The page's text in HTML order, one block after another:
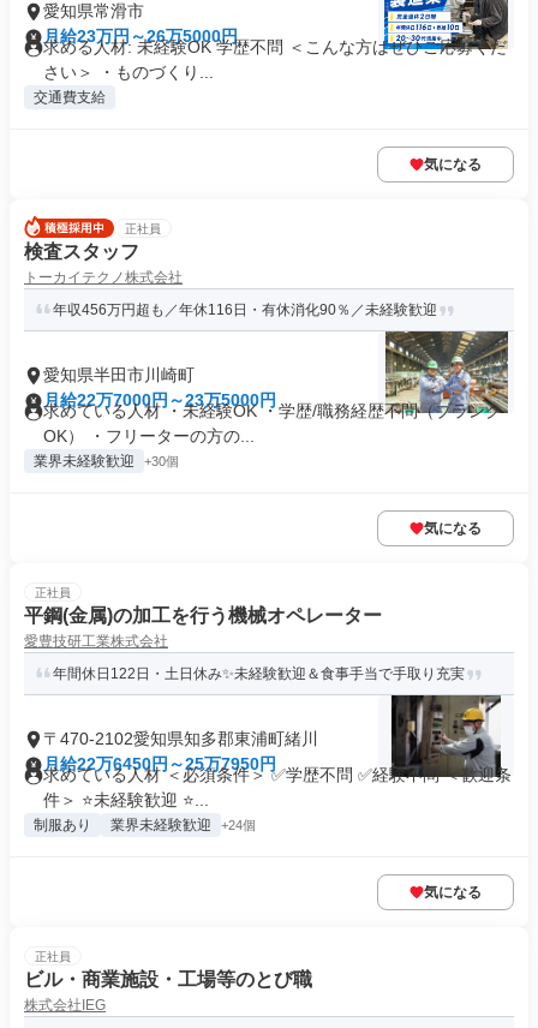
愛知県常滑市
月給23万円～26万5000円
求める人材: 未経験OK 学歴不問 ＜こんな方はぜひご応募くだ
さい＞ ・ものづくり...
交通費支給
気になる
正社員
検査スタッフ
トーカイテクノ株式会社
年収456万円超も／年休116日・有休消化90％／未経験歓迎
愛知県半田市川崎町
月給22万7000円～23万5000円
求めている人材 ・未経験OK ・学歴/職務経歴不問（ブランク
OK） ・フリーターの方の...
業界未経験歓迎 +30個
気になる
正社員
平鋼(金属)の加工を行う機械オペレーター
愛豊技研工業株式会社
年間休日122日・土日休み✨未経験歓迎＆食事手当で手取り充実
〒470-2102愛知県知多郡東浦町緒川
月給22万6450円～25万7950円
求めている人材 ＜必須条件＞ ✅学歴不問 ✅経験不問 ＜歓迎条
件＞ ⭐未経験歓迎 ⭐...
制服あり 業界未経験歓迎 +24個
気になる
正社員
ビル・商業施設・工場等のとび職
株式会社IEG